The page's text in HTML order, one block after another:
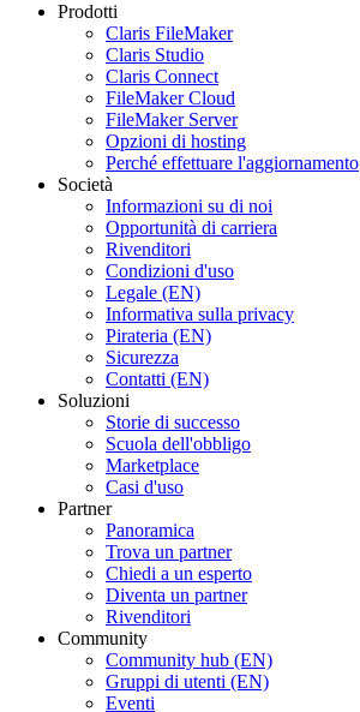
Prodotti
Claris FileMaker
Claris Studio
Claris Connect
FileMaker Cloud
FileMaker Server
Opzioni di hosting
Perché effettuare l'aggiornamento
Società
Informazioni su di noi
Opportunità di carriera
Rivenditori
Condizioni d'uso
Legale (EN)
Informativa sulla privacy
Pirateria (EN)
Sicurezza
Contatti (EN)
Soluzioni
Storie di successo
Scuola dell'obbligo
Marketplace
Casi d'uso
Partner
Panoramica
Trova un partner
Chiedi a un esperto
Diventa un partner
Rivenditori
Community
Community hub (EN)
Gruppi di utenti (EN)
Eventi